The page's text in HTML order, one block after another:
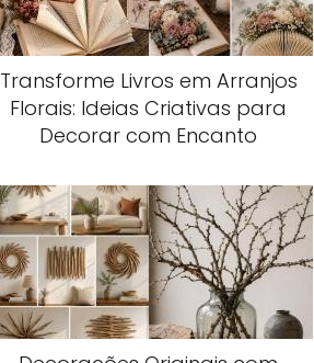
Transforme Livros em Arranjos
Florais: Ideias Criativas para
Decorar com Encanto